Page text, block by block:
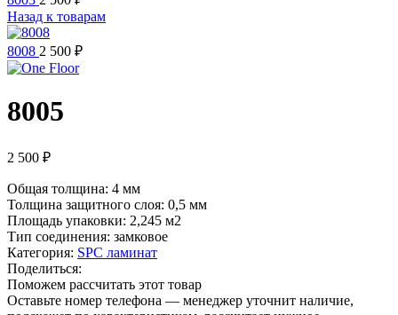
Назад к товарам
8008 2 500 ₽
8005
2 500 ₽
Общая толщина: 4 мм
Толщина защитного слоя: 0,5 мм
Площадь упаковки: 2,245 м2
Тип соединения: замковое
Категория: SPC ламинат
Поделиться:
Поможем рассчитать этот товар
Оставьте номер телефона — менеджер уточнит наличие,